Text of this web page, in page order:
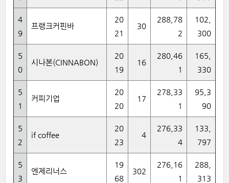
4
9
프랭크커핀바
20
21
30
288,78
2
102,
300
5
0
시나본(CINNABON)
20
19
16
280,46
1
165,
330
5
1
커피기업
20
20
17
278,33
1
95,3
90
5
2
if coffee
20
23
4
276,33
4
133,
797
5
3
엔제리너스
19
68
302
276,16
1
288,
313